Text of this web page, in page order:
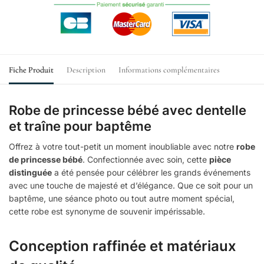
Fiche Produit Description Informations complémentaires
Robe de princesse bébé avec dentelle
et traîne pour baptême
Offrez à votre tout-petit un moment inoubliable avec notre robe
de princesse bébé. Confectionnée avec soin, cette pièce
distinguée a été pensée pour célébrer les grands événements
avec une touche de majesté et d’élégance. Que ce soit pour un
baptême, une séance photo ou tout autre moment spécial,
cette robe est synonyme de souvenir impérissable.
Conception raffinée et matériaux